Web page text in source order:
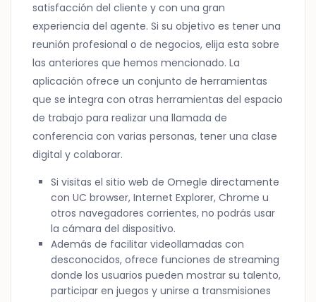
satisfacción del cliente y con una gran
experiencia del agente. Si su objetivo es tener una
reunión profesional o de negocios, elija esta sobre
las anteriores que hemos mencionado. La
aplicación ofrece un conjunto de herramientas
que se integra con otras herramientas del espacio
de trabajo para realizar una llamada de
conferencia con varias personas, tener una clase
digital y colaborar.
Si visitas el sitio web de Omegle directamente
con UC browser, Internet Explorer, Chrome u
otros navegadores corrientes, no podrás usar
la cámara del dispositivo.
Además de facilitar videollamadas con
desconocidos, ofrece funciones de streaming
donde los usuarios pueden mostrar su talento,
participar en juegos y unirse a transmisiones